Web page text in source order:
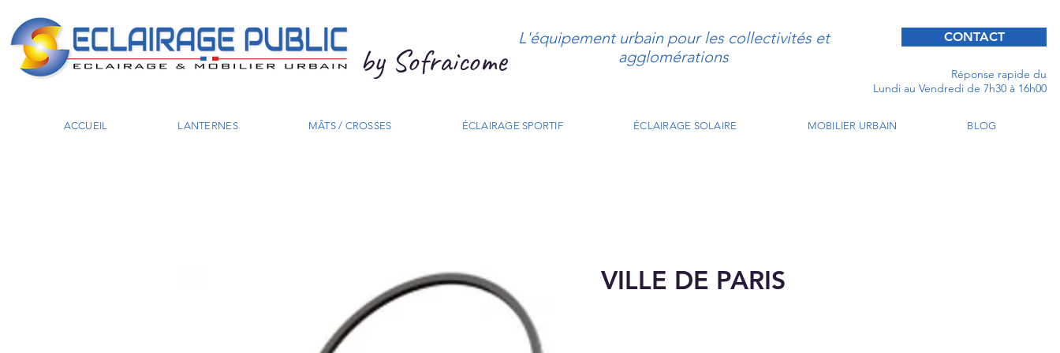
by Sofraicome
L'équipement urbain pour les collectivités et
agglomérations
CONTACT
Réponse rapide du
Lundi au Vendredi de 7h30 à 16h00
ACCUEIL LANTERNES MÂTS / CROSSES ÉCLAIRAGE SPORTIF ÉCLAIRAGE SOLAIRE MOBILIER URBAIN BLOG
VILLE DE PARIS